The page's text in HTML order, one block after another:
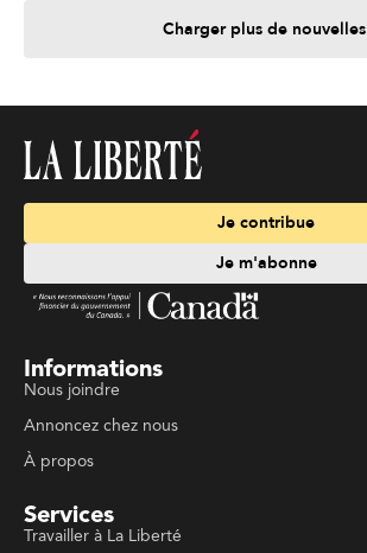
Charger plus de nouvelles
Je contribue
Je m'abonne
Informations
Nous joindre
Annoncez chez nous
À propos
Services
Travailler à La Liberté